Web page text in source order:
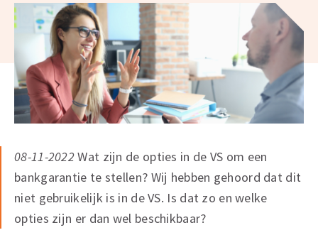
08-11-2022Wat zijn de opties in de VS om een
bankgarantie te stellen? Wij hebben gehoord dat dit
niet gebruikelijk is in de VS. Is dat zo en welke
opties zijn er dan wel beschikbaar?